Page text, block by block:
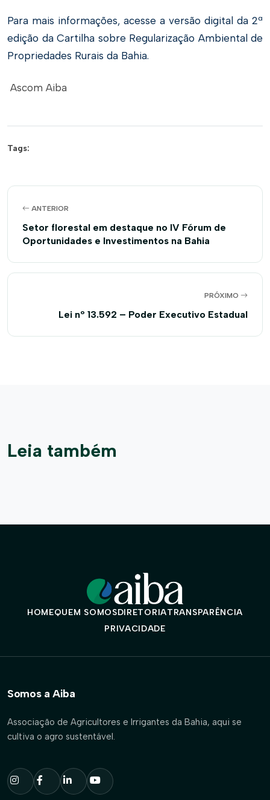
Para mais informações, acesse a versão digital da 2ª
edição da Cartilha sobre Regularização Ambiental de
Propriedades Rurais da Bahia.
Ascom Aiba
Tags:
ANTERIOR
Setor florestal em destaque no IV Fórum de
Oportunidades e Investimentos na Bahia
PRÓXIMO
Lei nº 13.592 – Poder Executivo Estadual
Leia também
HOMEQUEM SOMOSDIRETORIATRANSPARÊNCIA
PRIVACIDADE
Somos a Aiba
Associação de Agricultores e Irrigantes da Bahia, aqui se
cultiva o agro sustentável.